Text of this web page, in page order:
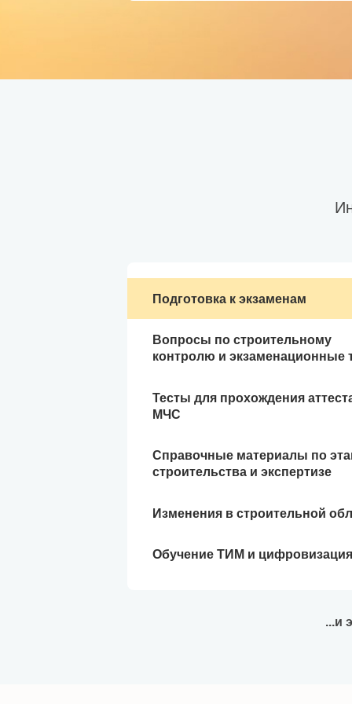
Подготовка к экзаменам
Вопросы по строительному
контролю и экзаменационные
Тесты для прохождения
МЧС
Справочные материалы по
строительства и экспертизе
Изменения в строительной
Обучение ТИМ и цифровизация
...и